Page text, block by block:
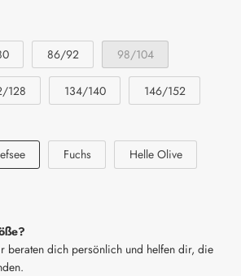
86/92 98/104
128 134/140 146/152
Fuchs Helle Olive
beraten dich persönlich und helfen dir, die